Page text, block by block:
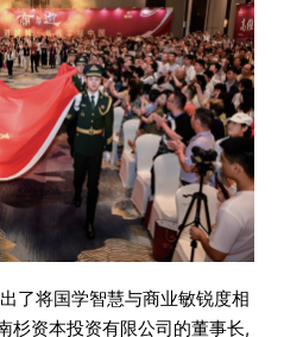
了将国学智慧与商业敏锐度相
杉资本投资有限公司的董事长,